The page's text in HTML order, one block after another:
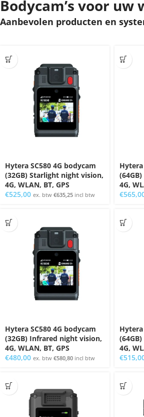
Bodycam’s voor uw
Aanbevolen producten en
Hytera SC580 4G bodycam
(32GB) Starlight night vision,
4G, WLAN, BT, GPS
€525,00 ex. btw €635,25 incl btw
Hytera
4G,
€
Hytera SC580 4G bodycam
(32GB) Infrared night vision,
4G, WLAN, BT, GPS
€480,00 ex. btw €580,80 incl btw
Hytera
4G,
€